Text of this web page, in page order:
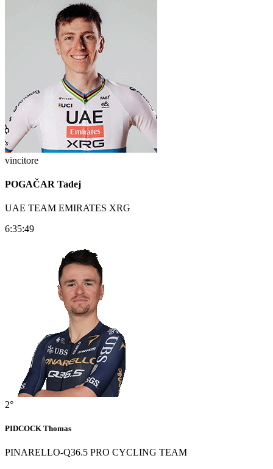
vincitore
POGAČAR Tadej
UAE TEAM EMIRATES XRG
6:35:49
2°
PIDCOCK Thomas
PINARELLO-Q36.5 PRO CYCLING TEAM